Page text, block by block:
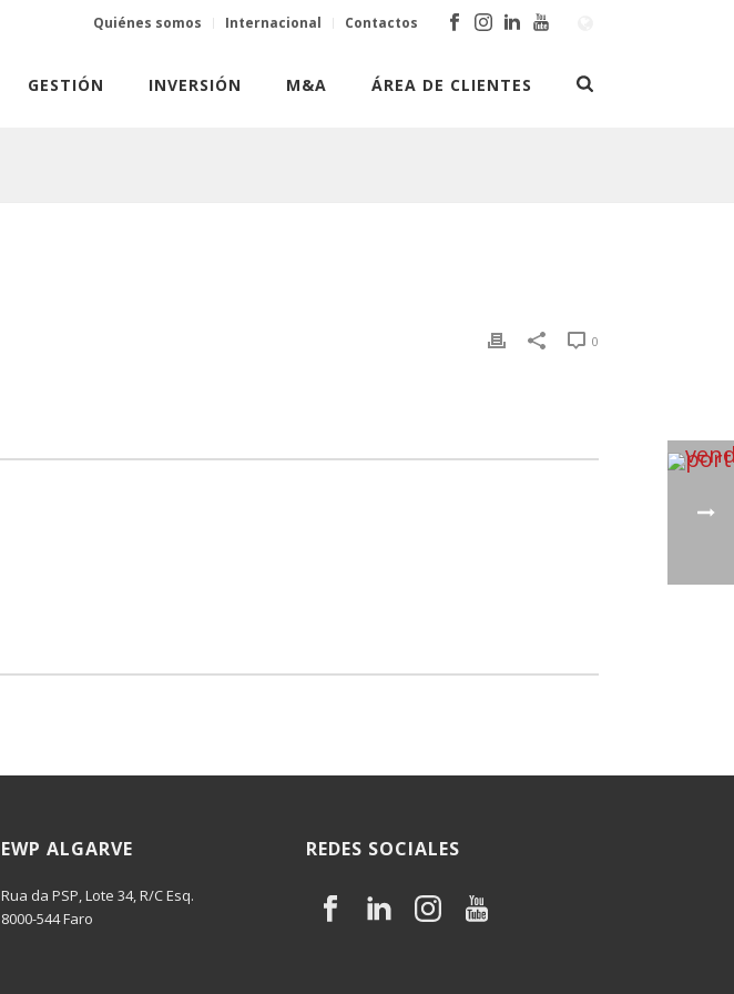
Quiénes somos Internacional Contactos
GESTIÓN INVERSIÓN M&A ÁREA DE CLIENTES
0
EWP ALGARVE
Rua da PSP, Lote 34, R/C Esq.
8000-544 Faro
REDES SOCIALES